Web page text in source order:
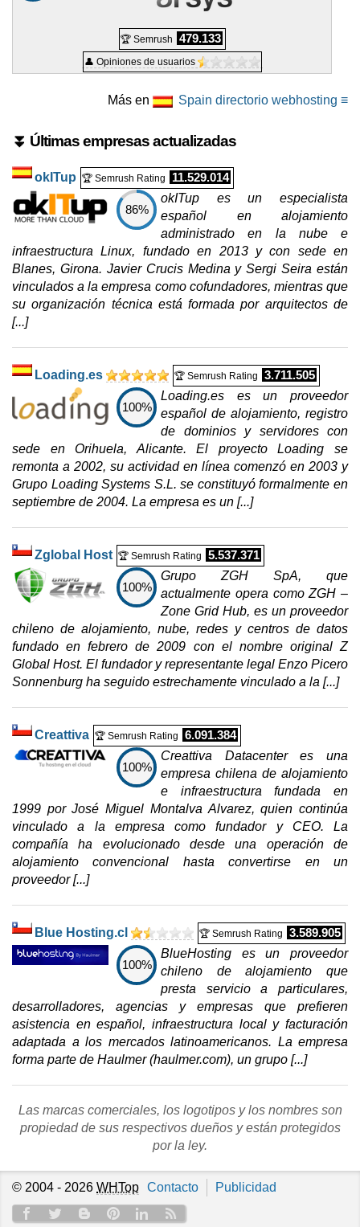
🏆 Semrush 479.133
👤 Opiniones de usuarios
Más en Spain directorio webhosting ≡
⏬ Últimas empresas actualizadas
okITup 🏆 Semrush Rating 11.529.014
86%
okITup es un especialista
español en alojamiento
administrado en la nube e
infraestructura Linux, fundado en 2013 y con sede en
Blanes, Girona. Javier Crucis Medina y Sergi Seira están
vinculados a la empresa como cofundadores, mientras que
su organización técnica está formada por arquitectos de
[...]
Loading.es 🏆 Semrush Rating 3.711.505
100%
Loading.es es un proveedor
español de alojamiento, registro
de dominios y servidores con
sede en Orihuela, Alicante. El proyecto Loading se
remonta a 2002, su actividad en línea comenzó en 2003 y
Grupo Loading Systems S.L. se constituyó formalmente en
septiembre de 2004. La empresa es un [...]
Zglobal Host 🏆 Semrush Rating 5.537.371
100%
Grupo ZGH SpA, que
actualmente opera como ZGH –
Zone Grid Hub, es un proveedor
chileno de alojamiento, nube, redes y centros de datos
fundado en febrero de 2009 con el nombre original Z
Global Host. El fundador y representante legal Enzo Picero
Sonnenburg ha seguido estrechamente vinculado a la [...]
Creattiva 🏆 Semrush Rating 6.091.384
100%
Creattiva Datacenter es una
empresa chilena de alojamiento
e infraestructura fundada en
1999 por José Miguel Montalva Alvarez, quien continúa
vinculado a la empresa como fundador y CEO. La
compañía ha evolucionado desde una operación de
alojamiento convencional hasta convertirse en un
proveedor [...]
Blue Hosting.cl 🏆 Semrush Rating 3.589.905
100%
BlueHosting es un proveedor
chileno de alojamiento que
presta servicio a particulares,
desarrolladores, agencias y empresas que prefieren
asistencia en español, infraestructura local y facturación
adaptada a los mercados latinoamericanos. La empresa
forma parte de Haulmer (haulmer.com), un grupo [...]
Las marcas comerciales, los logotipos y los nombres son
propiedad de sus respectivos dueños y están protegidos
por la ley.
© 2004 - 2026 WHTop Contacto Publicidad